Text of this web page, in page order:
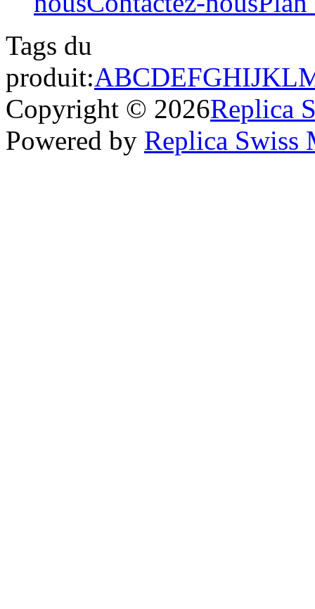
Tags du
produit:ABCDEFGHIJKL
Copyright © 2026Replica
Powered by Replica Swiss